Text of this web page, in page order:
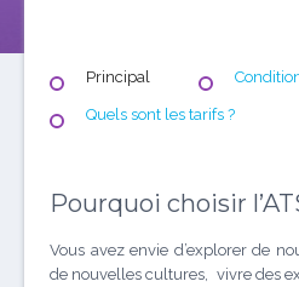
Principal
Quels sont les tarifs ?
Pourquoi choisir
Vous avez envie d’explorer de
de nouvelles cultures, vivre des